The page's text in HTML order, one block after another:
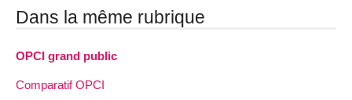
Dans la même rubrique
OPCI grand public
Comparatif OPCI